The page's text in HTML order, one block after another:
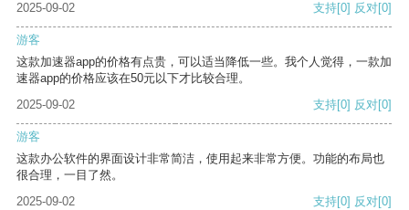
2025-09-02
支持[0] 反对[0]
游客
这款加速器app的价格有点贵，可以适当降低一些。我个人觉得，一款加
速器app的价格应该在50元以下才比较合理。
2025-09-02
支持[0] 反对[0]
游客
这款办公软件的界面设计非常简洁，使用起来非常方便。功能的布局也
很合理，一目了然。
2025-09-02
支持[0] 反对[0]